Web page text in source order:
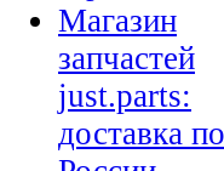
Магазин
запчастей
just.parts:
доставка